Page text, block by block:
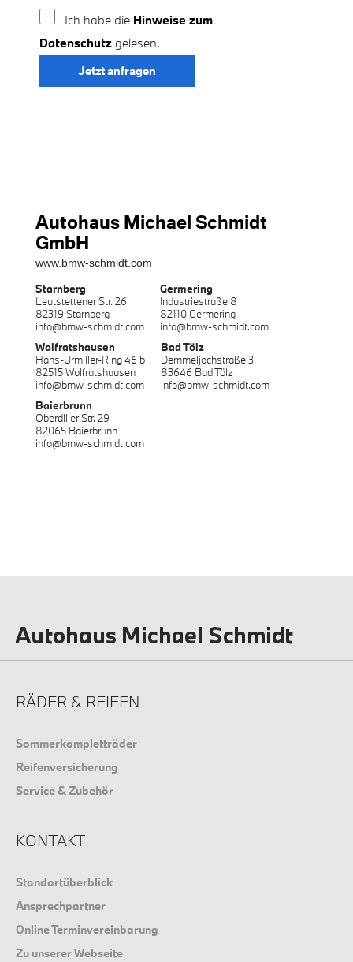
Autohaus Michael Schmidt
GmbH
www.bmw-schmidt.com
Starnberg
Leutstettener Str. 26
82319 Starnberg
info@bmw-schmidt.com
Germering
Industriestraße 8
82110 Germering
info@bmw-schmidt.com
Wolfratshausen
Hans-Urmiller-Ring 46 b
82515 Wolfratshausen
info@bmw-schmidt.com
Bad Tölz
Demmeljochstraße 3
83646 Bad Tölz
info@bmw-schmidt.com
Baierbrunn
Oberdiller Str. 29
82065 Baierbrunn
info@bmw-schmidt.com
RÄDER & REIFEN
Sommerkompletträder
Reifenversicherung
Service & Zubehör
KONTAKT
Standortüberblick
Ansprechpartner
Online Terminvereinbarung
Zu unserer Webseite